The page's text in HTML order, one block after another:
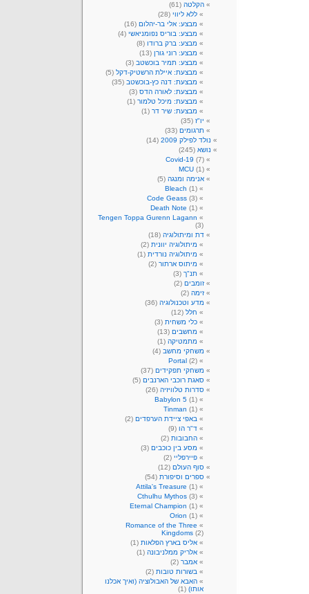
הקלטה (61)
ללא ליווי (28)
מבצע: אלי בר-יהלום (16)
מבצע: בוריס נפומניאשי (4)
מבצע: ברק ברודו (8)
מבצע: רוני גורן (13)
מבצע: תמיר בוכשטב (3)
מבצעת: איילת הרשטיק-דקל (5)
מבצעת: דנה כץ-בוכשטב (35)
מבצעת: לאורה הדס (3)
מבצעת: מיכל טלמור (1)
מבצעת: שיר דר (1)
יו"ז (35)
תרגומים (33)
נולד לפילק 2009
(14)
נושא (245)
Covid-19 (7)
MCU (1)
אנימה ומנגה (5)
Bleach (1)
Code Geass (3)
Death Note (1)
Tengen Toppa Gurenn Lagann
(3)
דת ומיתולוגיה (18)
מיתולוגיה יוונית (2)
מיתולוגיה נורדית (1)
מיתוס ארתור (2)
תנ"ך (3)
זומבים (2)
זימה (2)
מדע וטכנולוגיה (36)
חלל (12)
כלי משחית (3)
מחשבים (13)
מתמטיקה (1)
משחקי מחשב (4)
Portal (2)
משחקי תפקידים (37)
סאגת רוכבי הארנבים (5)
סדרות טלוויזיה (26)
Babylon 5 (1)
Tinman (1)
באפי ציידת הערפדים (2)
ד"ר הו (9)
החבובות (2)
מסע בין כוכבים (3)
פיירפליי (2)
סוף העולם (12)
ספרים וסיפורת (54)
Attila's Treasure (1)
Cthulhu Mythos (3)
Eternal Champion (1)
Orion (1)
Romance of the Three
Kingdoms (2)
אליס בארץ הפלאות (1)
אלריק ממלניבונה (1)
אמבר (2)
בשורות טובות (2)
האבא של האבולוציה (ואיך אכלנו
אותו) (1)